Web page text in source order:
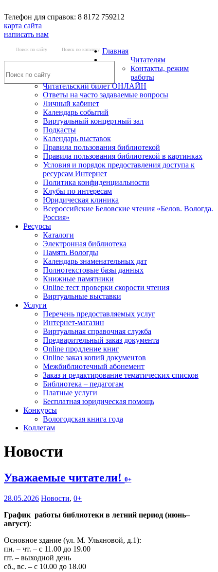
Телефон для справок: 8 8172 759212
карта сайта
написать нам
Поиск по сайту Поиск по каталогу Главная
Читателям
Контакты, режим
работы
Читательский билет ОНЛАЙН
Ответы на часто задаваемые вопросы
Личный кабинет
Календарь событий
Виртуальный концертный зал
Подкасты
Календарь выставок
Правила пользования библиотекой
Правила пользования библиотекой в картинках
Условия и порядок предоставления доступа к
ресурсам Интернет
Политика конфиденциальности
Клубы по интересам
Юридическая клиника
Всероссийские Беловские чтения «Белов. Вологда.
Россия»
Ресурсы
Каталоги
Электронная библиотека
Память Вологды
Календарь знаменательных дат
Полнотекстовые базы данных
Книжные памятники
Online тест проверки скорости чтения
Виртуальные выставки
Услуги
Перечень предоставляемых услуг
Интернет-магазин
Виртуальная справочная служба
Предварительный заказ документа
Online продление книг
Online заказ копий документов
Межбиблиотечный абонемент
Заказ и редактирование тематических списков
Библиотека – педагогам
Платные услуги
Бесплатная юридическая помощь
Конкурсы
Вологодская книга года
Коллегам
Новости
Уважаемые читатели! 0+
28.05.2026 Новости, 0+
График работы библиотеки в летний период (июнь–
август):
Основное здание (ул. М. Ульяновой, д.1):
пн. – чт. – с 11.00 до 19.00
пт. – выходной день
сб., вс. – с 10.00 до 18.00